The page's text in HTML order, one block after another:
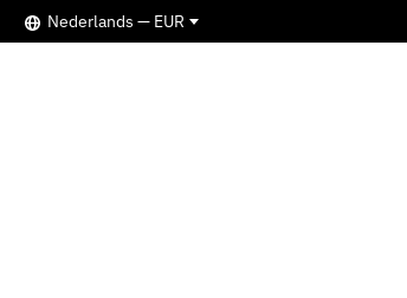
Nederlands — EUR